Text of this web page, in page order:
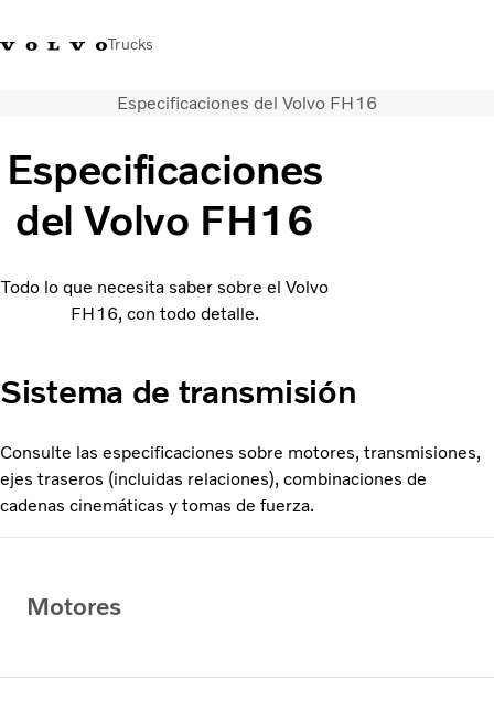
Trucks
Servicios
Distribuidor Volvo Trucks
Noticias
Contacto
Cada gota cuenta
Especificaciones del Volvo FH16
Especificaciones
del Volvo FH16
Todo lo que necesita saber sobre el Volvo
FH16, con todo detalle.
Sistema de transmisión
Consulte las especificaciones sobre motores, transmisiones,
ejes traseros (incluidas relaciones), combinaciones de
cadenas cinemáticas y tomas de fuerza.
Motores